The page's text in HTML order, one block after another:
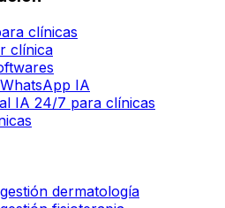
clínicas
clínica
IA
IA 24/7 para clínicas
dermatología